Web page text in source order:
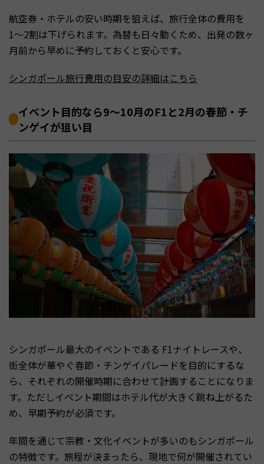
航空券・ホテルの安い時期を狙えば、旅行全体の費用を
1〜2割は下げられます。為替も日々動くため、出発の数ヶ
月前から早めに予約しておくと安心です。
シンガポール旅行費用の目安の詳細はこちら
イベント目的なら9〜10月のF1と2月の春節・チ
ンゲイが狙い目
シンガポール最大のイベントである F1ナイトレースや、
街全体が華やぐ春節・チンゲイパレードを目的にするな
ら、それぞれの開催時期に合わせて計画することになりま
す。ただしイベント期間はホテル代が大きく跳ね上がるた
め、早期予約が必須です。
年間を通じて宗教・文化イベントが多いのもシンガポール
の特徴です。旅程が決まったら、現地で何が開催されてい